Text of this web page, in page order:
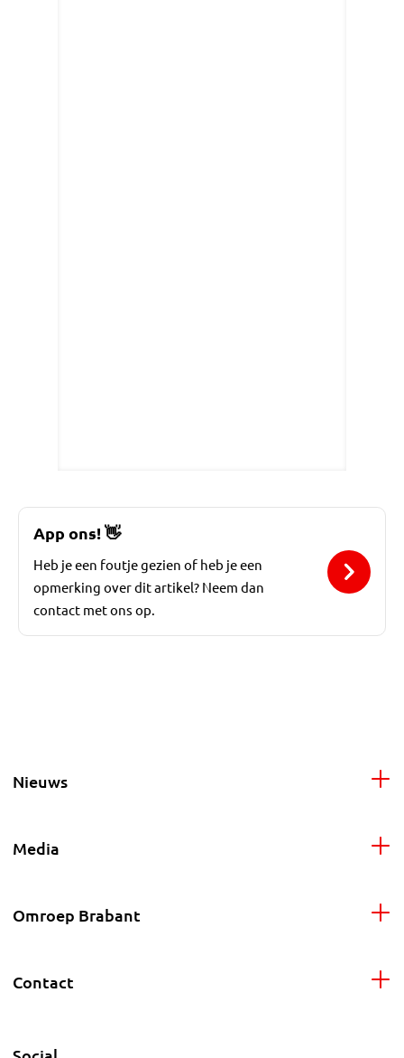
App ons!👋
Heb je een foutje gezien of heb je een
opmerking over dit artikel? Neem dan
contact met ons op.
Nieuws
Media
Omroep Brabant
Contact